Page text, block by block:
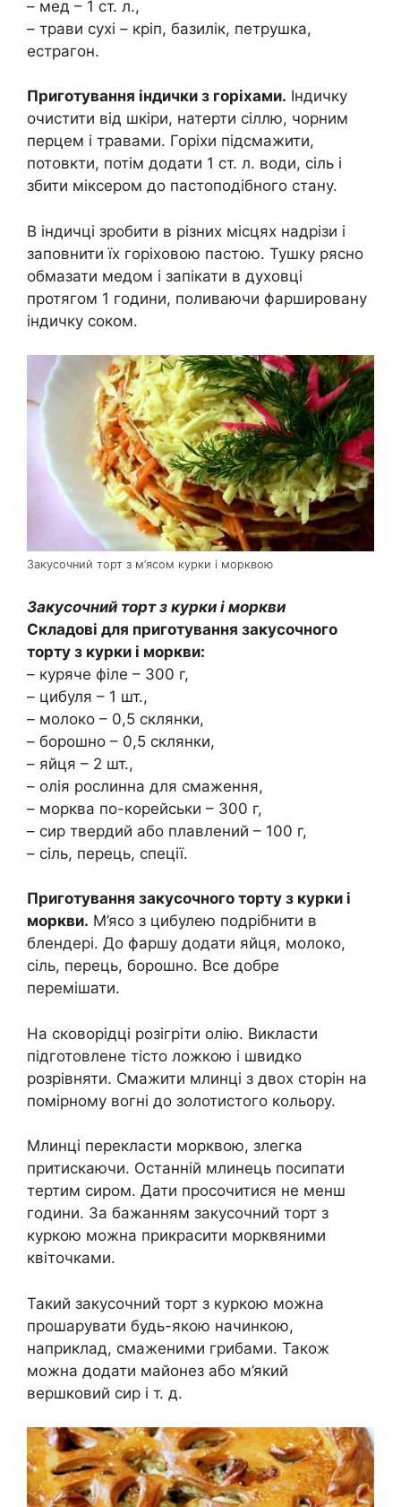
– мед – 1 ст. л.,
– трави сухі – кріп, базилік, петрушка,
естрагон.
Приготування індички з горіхами. Індичку
очистити від шкіри, натерти сіллю, чорним
перцем і травами. Горіхи підсмажити,
потовкти, потім додати 1 ст. л. води, сіль і
збити міксером до пастоподібного стану.
В індичці зробити в різних місцях надрізи і
заповнити їх горіховою пастою. Тушку рясно
обмазати медом і запікати в духовці
протягом 1 години, поливаючи фаршировану
індичку соком.
Закусочний торт з м’ясом курки і морквою
Закусочний торт з курки і моркви
Складові для приготування закусочного
торту з курки і моркви:
– куряче філе – 300 г,
– цибуля – 1 шт.,
– молоко – 0,5 склянки,
– борошно – 0,5 склянки,
– яйця – 2 шт.,
– олія рослинна для смаження,
– морква по-корейськи – 300 г,
– сир твердий або плавлений – 100 г,
– сіль, перець, спеції.
Приготування закусочного торту з курки і
моркви. М’ясо з цибулею подрібнити в
блендері. До фаршу додати яйця, молоко,
сіль, перець, борошно. Все добре
перемішати.
На сковорідці розігріти олію. Викласти
підготовлене тісто ложкою і швидко
розрівняти. Смажити млинці з двох сторін на
помірному вогні до золотистого кольору.
Млинці перекласти морквою, злегка
притискаючи. Останній млинець посипати
тертим сиром. Дати просочитися не менш
години. За бажанням закусочний торт з
куркою можна прикрасити морквяними
квіточками.
Такий закусочний торт з куркою можна
прошарувати будь-якою начинкою,
наприклад, смаженими грибами. Також
можна додати майонез або м’який
вершковий сир і т. д.